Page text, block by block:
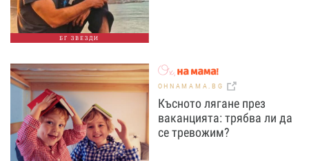
БГ ЗВЕЗДИ
OHNAMAMA.BG
Късното лягане през
ваканцията: трябва ли да
се тревожим?